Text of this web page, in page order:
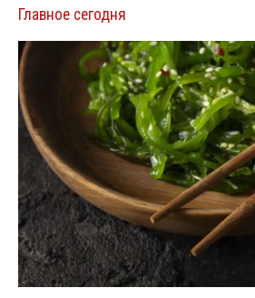
Главное сегодня